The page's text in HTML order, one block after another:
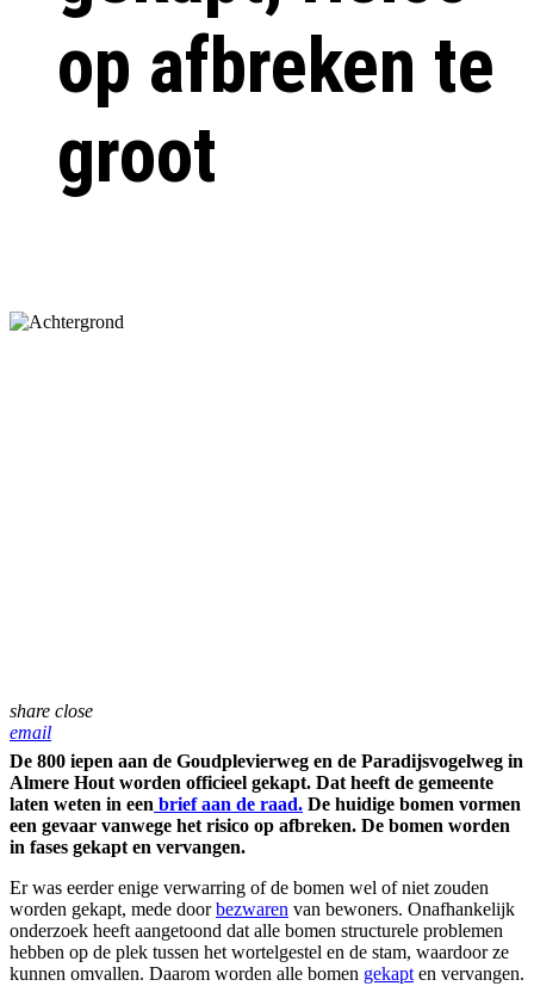
op afbreken te
groot
share close
email
De 800 iepen aan de Goudplevierweg en de Paradijsvogelweg in
Almere Hout worden officieel gekapt. Dat heeft de gemeente
laten weten in een brief aan de raad. De huidige bomen vormen
een gevaar vanwege het risico op afbreken. De bomen worden
in fases gekapt en vervangen.
Er was eerder enige verwarring of de bomen wel of niet zouden
worden gekapt, mede doorbezwaren van bewoners. Onafhankelijk
onderzoek heeft aangetoond dat alle bomen structurele problemen
hebben op de plek tussen het wortelgestel en de stam, waardoor ze
kunnen omvallen. Daarom worden alle bomen gekapt en vervangen.